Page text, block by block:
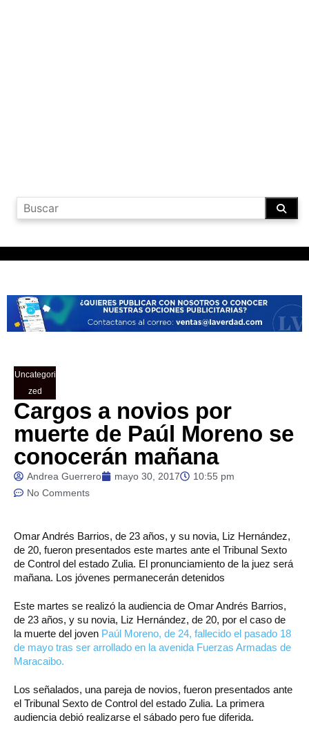
Uncategori
zed
Cargos a novios por
muerte de Paúl Moreno se
conocerán mañana
Andrea Guerrero mayo 30, 2017
10:55 pm
No Comments
OmarAndrés Barrios, de 23 años, y su novia, Liz Hernández,
de 20, fueron presentados este martes ante el Tribunal Sexto
de Control del estado Zulia. El pronunciamiento de la juez será
mañana. Los jóvenes permanecerán detenidos
Este martes se realizó la audiencia de Omar Andrés Barrios,
de 23 años, y su novia, Liz Hernández, de 20, por el caso de
la muerte del joven Paúl Moreno, de 24, fallecido el pasado 18
de mayo tras ser arrollado en la avenida Fuerzas Armadas de
Maracaibo.
Los señalados, una pareja de novios, fueron presentados ante
el Tribunal Sexto de Control del estado Zulia. La primera
audiencia debió realizarse el sábado pero fue diferida.